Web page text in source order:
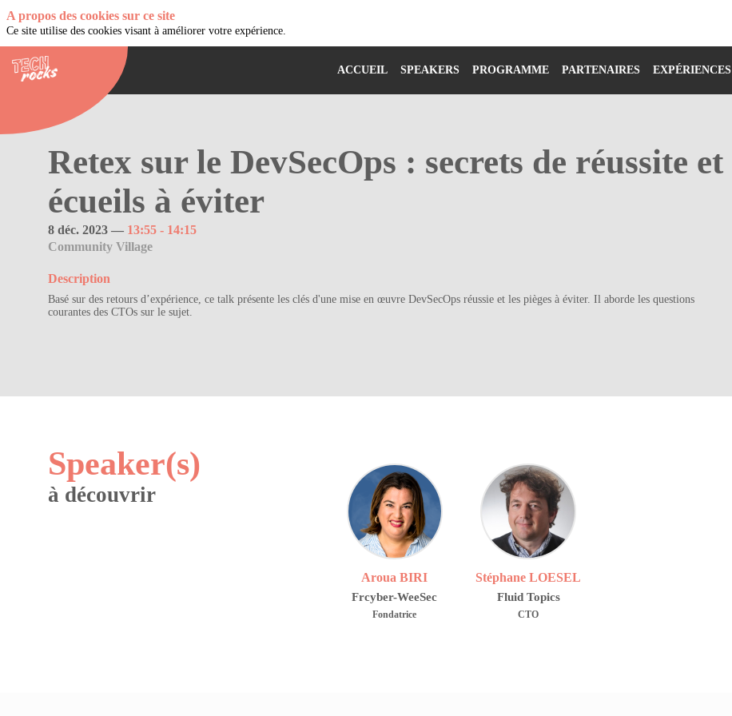
ACCUEIL SPEAKERS PROGRAMME PARTENAIRES EXPÉRIENCES
Retex sur le DevSecOps : secrets de réussite et
écueils à éviter
8 déc. 2023 — 13:55 - 14:15
Community Village
Description
Basé sur des retours d’expérience, ce talk présente les clés d'une mise en œuvre DevSecOps réussie et les pièges à éviter. Il aborde les questions
courantes des CTOs sur le sujet.
Speaker(s)
à découvrir
AB
Aroua BIRI
Frcyber-WeeSec
Fondatrice
SL
Stéphane LOESEL
Fluid Topics
CTO
A propos des cookies sur ce site
Ce site utilise des cookies visant à améliorer votre expérience.